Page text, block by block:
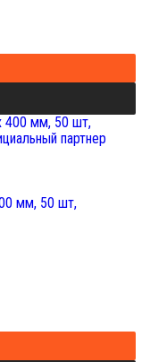
мм, 50 шт,